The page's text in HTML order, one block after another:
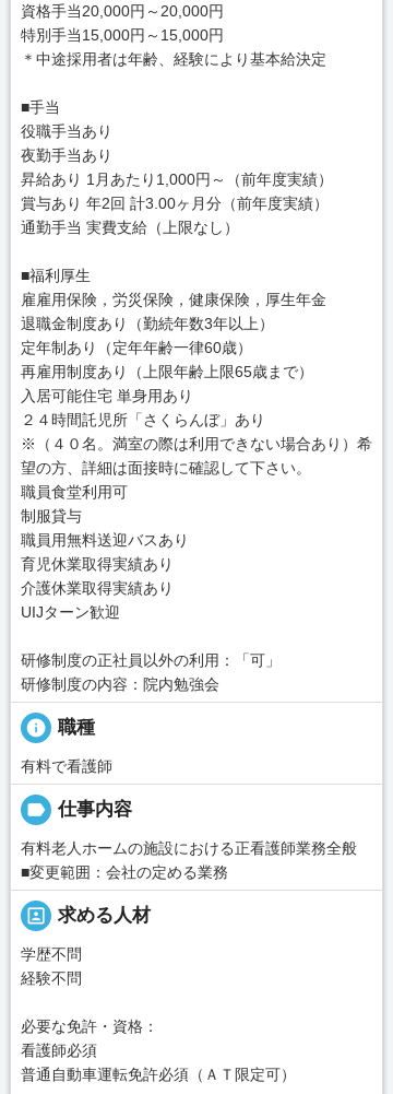
資格手当20,000円～20,000円
特別手当15,000円～15,000円
＊中途採用者は年齢、経験により基本給決定
■手当
役職手当あり
夜勤手当あり
昇給あり 1月あたり1,000円～（前年度実績）
賞与あり 年2回 計3.00ヶ月分（前年度実績）
通勤手当 実費支給（上限なし）
■福利厚生
雇雇用保険，労災保険，健康保険，厚生年金
退職金制度あり（勤続年数3年以上）
定年制あり（定年年齢一律60歳）
再雇用制度あり（上限年齢上限65歳まで）
入居可能住宅 単身用あり
２４時間託児所「さくらんぼ」あり
※（４０名。満室の際は利用できない場合あり）希
望の方、詳細は面接時に確認して下さい。
職員食堂利用可
制服貸与
職員用無料送迎バスあり
育児休業取得実績あり
介護休業取得実績あり
UIJターン歓迎
研修制度の正社員以外の利用：「可」
研修制度の内容：院内勉強会
info 職種
有料で看護師
label 仕事内容
有料老人ホームの施設における正看護師業務全般
■変更範囲：会社の定める業務
portrait 求める人材
学歴不問
経験不問
必要な免許・資格：
看護師必須
普通自動車運転免許必須（ＡＴ限定可）